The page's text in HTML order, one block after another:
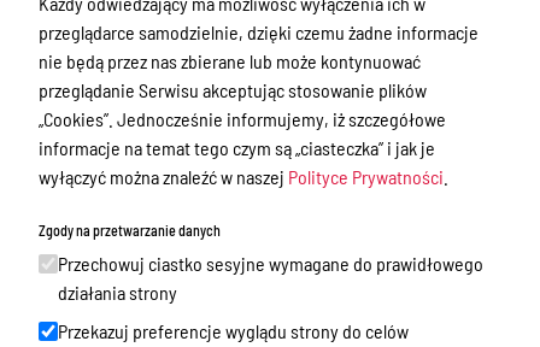
Nieodpłatna Pomoc Prawna
Akty Prawne
Rejestry, ewidencje i archiwa
Budżet
powiatowego
Organy Powiatu
Oświadczenia majątkowe
przeglądarce samodzielnie, dzięki czemu żadne informacje
nie będą przez nas zbierane lub może kontynuować
przeglądanie Serwisu akceptując stosowanie plików
„Cookies”. Jednocześnie informujemy, iż szczegółowe
informacje na temat tego czym są „ciasteczka” i jak je
wyłączyć można znaleźć w naszej Polityce Prywatności
Zgody na przetwarzanie danych
Przechowuj ciastko sesyjne wymagane do prawidłowego
działania strony
Przekazuj preferencje wyglądu strony do celów